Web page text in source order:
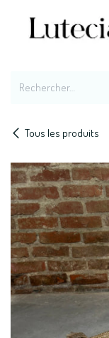
Tous les produits